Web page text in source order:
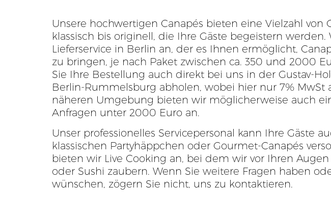
Unsere hochwertigen Canapés bieten eine Vielzahl von
klassisch bis originell, die Ihre Gäste begeistern
Lieferservice in Berlin an, der es Ihnen ermöglicht,
zu bringen, je nach Paket zwischen ca. 350 und 2000
Sie Ihre Bestellung auch direkt bei uns in der Gustav-
Berlin-Rummelsburg abholen, wobei hier nur 7% MwSt
näheren Umgebung bieten wir möglicherweise auch
Anfragen unter 2000 Euro an.
Unser professionelles Servicepersonal kann Ihre Gäste
klassischen Partyhäppchen oder Gourmet-Canapés
bieten wir Live Cooking an, bei dem wir vor Ihren
oder Sushi zaubern. Wenn Sie weitere Fragen haben
wünschen, zögern Sie nicht, uns zu kontaktieren.